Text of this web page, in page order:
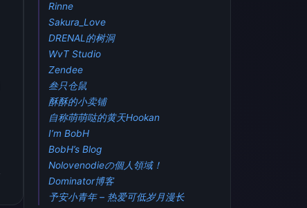
Rinne
Sakura_Love
DRENAL的树洞
WvT Studio
Zendee
叁只仓鼠
酥酥的小卖铺
自称萌萌哒的黄天Hookan
I’m BobH
BobH’s Blog
Nolovenodieの個人領域！
Dominator博客
予安小青年 – 热爱可低岁月漫长